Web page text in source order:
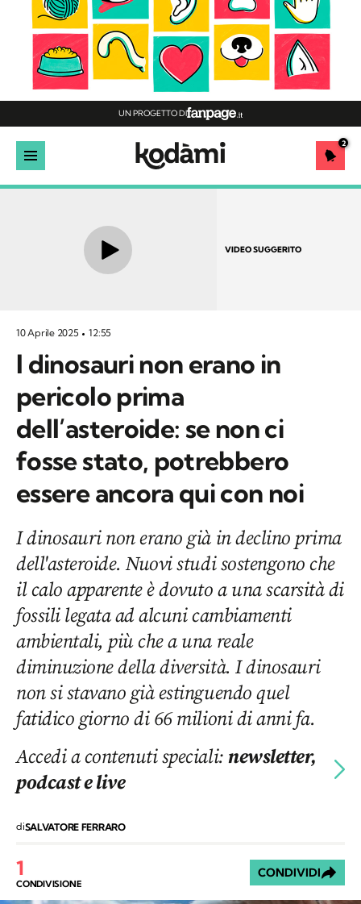
UN PROGETTO DI
2
VIDEO SUGGERITO
10 Aprile 2025 12:55
I dinosauri non erano in
pericolo prima
dell’asteroide: se non ci
fosse stato, potrebbero
essere ancora qui con noi
I dinosauri non erano già in declino prima
dell'asteroide. Nuovi studi sostengono che
il calo apparente è dovuto a una scarsità di
fossili legata ad alcuni cambiamenti
ambientali, più che a una reale
diminuzione della diversità. I dinosauri
non si stavano già estinguendo quel
fatidico giorno di 66 milioni di anni fa.
Accedi a contenuti speciali:newsletter,
podcast e live
diSALVATORE FERRARO
1
CONDIVISIONE
CONDIVIDI